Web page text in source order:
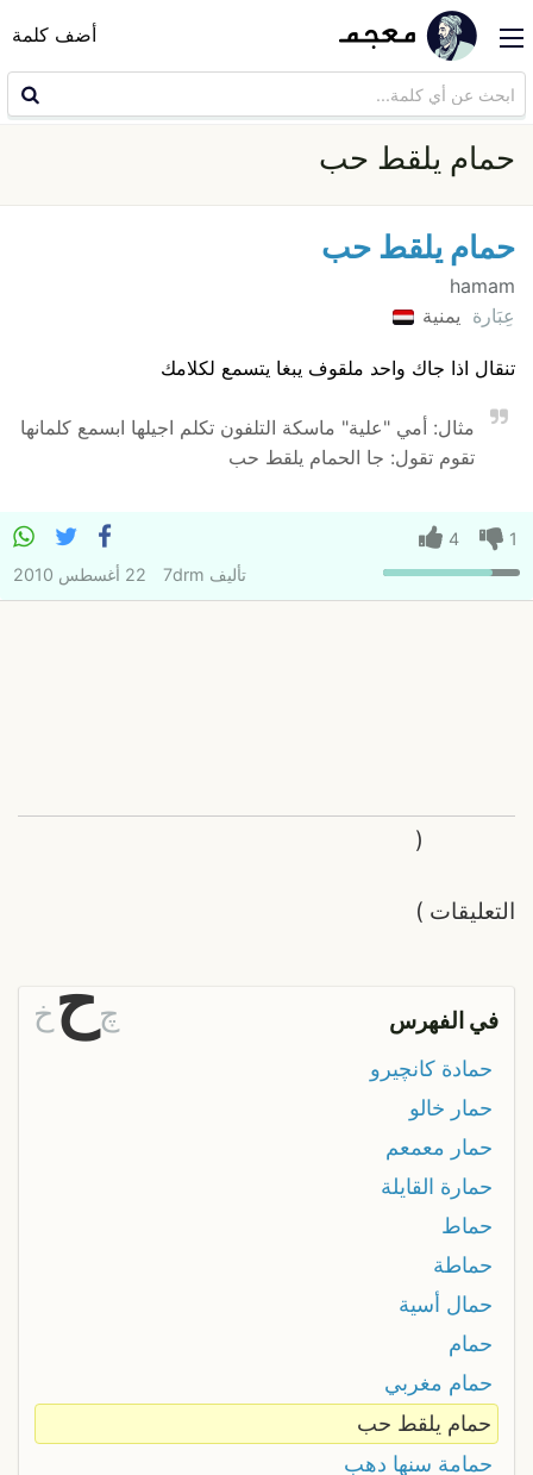
أضف كلمة
حمام يلقط حب
حمام يلقط حب
hamam
عِبَارة يمنية
تنقال اذا جاك واحد ملقوف يبغا يتسمع لكلامك
مثال: أمي "علية" ماسكة التلفون تكلم اجيلها ابسمع كلمانها
تقوم تقول: جا الحمام يلقط حب
1
4
تأليف 7drm 22 أغسطس 2010
التعليقات
(
)
في الفهرس چح خ
حمادة كانچيرو
حمار خالو
حمار معمعم
حمارة القايلة
حماط
حماطة
حمال أسية
حمام
حمام مغربي
حمام يلقط حب
حمامة سنها دهب